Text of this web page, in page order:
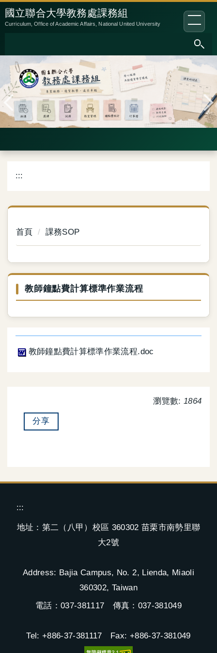
跳
到
內
容
區
:::
國立聯合大學教務處課務組
Curriculum, Office of Academic Affairs, National United University
:::
首頁 課務SOP
教師鐘點費計算標準作業流程
教師鐘點費計算標準作業流程.doc
瀏覽數: 1864
分享
:::
地址：第二（八甲）校區 360302 苗栗市南勢里聯
大2號
Address: Bajia Campus, No. 2, Lienda, Miaoli
360302, Taiwan
電話：037-381117 傳真：037-381049
Tel: +886-37-381117 Fax: +886-37-381049